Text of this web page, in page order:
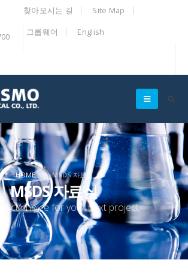
찾아오시는 길 Site Map
그룹웨어 English
HOME MSDS 자료실
MSDS 자료실
choice for your next project